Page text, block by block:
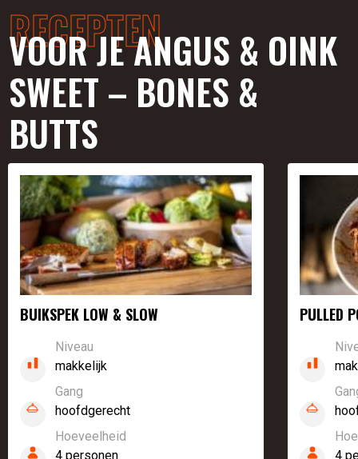
RECEPTEN
VOOR JE ANGUS & OINK
SWEET – BONES &
BUTTS
BUIKSPEK LOW & SLOW
Niveau
makkelijk
Gang
hoofdgerecht
Hoeveelheid
4 personen
PULLED
4